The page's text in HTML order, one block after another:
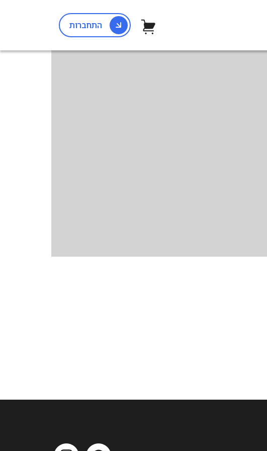
התחברות